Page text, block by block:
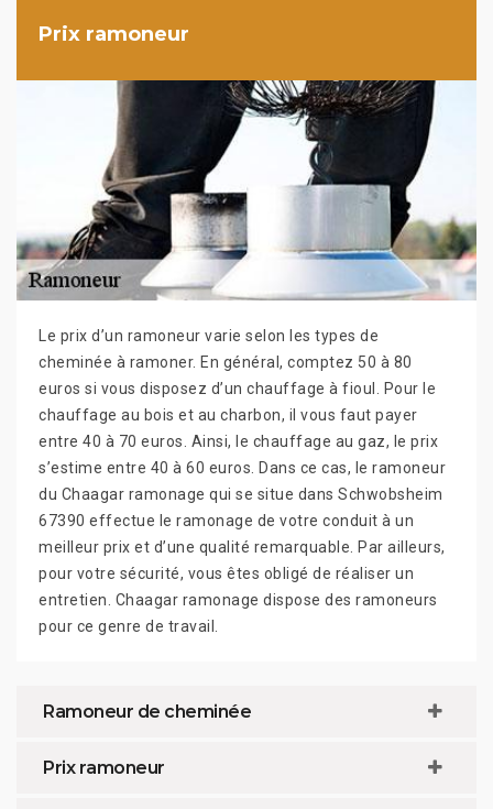
Prix ramoneur
Le prix d’un ramoneur varie selon les types de
cheminée à ramoner. En général, comptez 50 à 80
euros si vous disposez d’un chauffage à fioul. Pour le
chauffage au bois et au charbon, il vous faut payer
entre 40 à 70 euros. Ainsi, le chauffage au gaz, le prix
s’estime entre 40 à 60 euros. Dans ce cas, le ramoneur
du Chaagar ramonage qui se situe dans Schwobsheim
67390 effectue le ramonage de votre conduit à un
meilleur prix et d’une qualité remarquable. Par ailleurs,
pour votre sécurité, vous êtes obligé de réaliser un
entretien. Chaagar ramonage dispose des ramoneurs
pour ce genre de travail.
Ramoneur de cheminée
Prix ramoneur